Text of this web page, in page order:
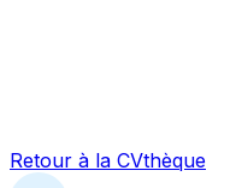
Retour à la CVthèque